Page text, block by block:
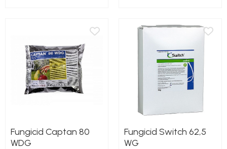
Fungicid Captan 80
WDG
Fungicid Switch 62,5
WG